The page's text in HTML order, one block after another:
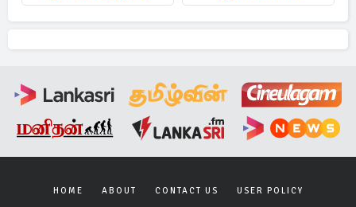
HOME ABOUT CONTACT US USER POLICY